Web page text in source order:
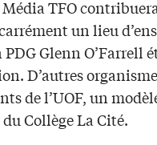
Média TFO
un lieu
PDG Glenn
D’autres
de l’UOF, un
Collège La Cité.